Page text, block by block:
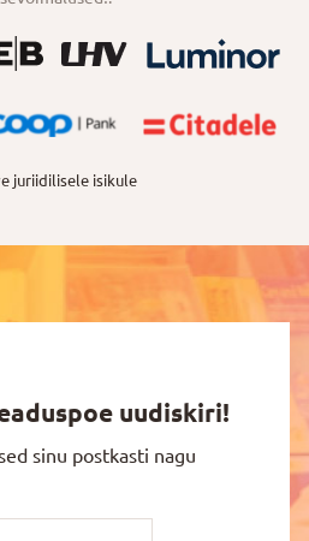
juriidilisele isikule
uudiskiri!
sinu postkasti nagu